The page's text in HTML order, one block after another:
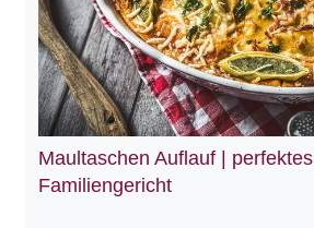
Maultaschen Auflauf | perfektes
Familiengericht